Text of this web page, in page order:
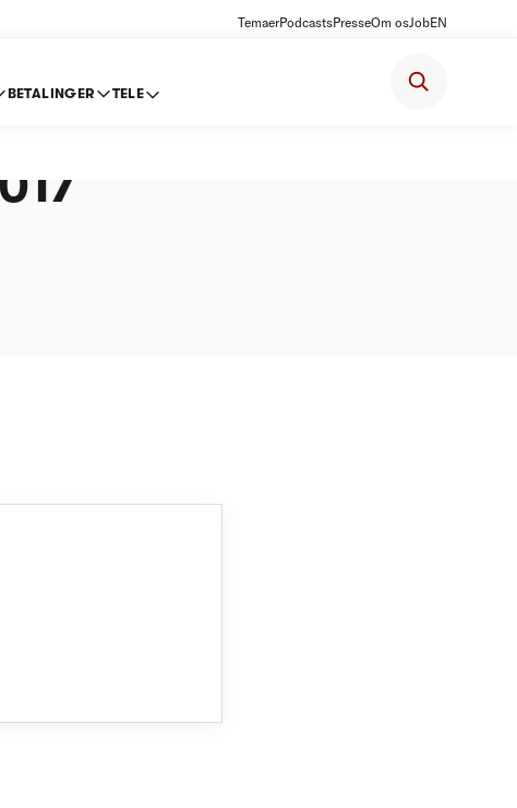
TemaerPodcastsPresseOm osJobEN
BETALINGER TELE